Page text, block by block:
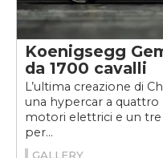
Koenigsegg
da 1700 cavalli
L’ultima creazione di
una hypercar a
motori elettrici e un
per...
GALLERY